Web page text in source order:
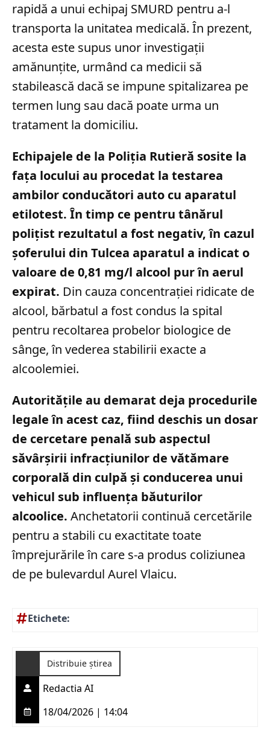
rapidă a unui echipaj SMURD pentru a-l
transporta la unitatea medicală. În prezent,
acesta este supus unor investigații
amănunțite, urmând ca medicii să
stabilească dacă se impune spitalizarea pe
termen lung sau dacă poate urma un
tratament la domiciliu.
Echipajele de la Poliția Rutieră sosite la
fața locului au procedat la testarea
ambilor conducători auto cu aparatul
etilotest. În timp ce pentru tânărul
polițist rezultatul a fost negativ, în cazul
șoferului din Tulcea aparatul a indicat o
valoare de 0,81 mg/l alcool pur în aerul
expirat. Din cauza concentrației ridicate de
alcool, bărbatul a fost condus la spital
pentru recoltarea probelor biologice de
sânge, în vederea stabilirii exacte a
alcoolemiei.
Autoritățile au demarat deja procedurile
legale în acest caz, fiind deschis un dosar
de cercetare penală sub aspectul
săvârșirii infracțiunilor de vătămare
corporală din culpă și conducerea unui
vehicul sub influența băuturilor
alcoolice. Anchetatorii continuă cercetările
pentru a stabili cu exactitate toate
împrejurările în care s-a produs coliziunea
de pe bulevardul Aurel Vlaicu.
Etichete:
Distribuie știrea
Redactia AI
18/04/2026 | 14:04